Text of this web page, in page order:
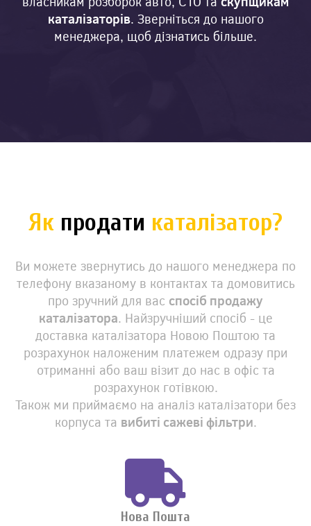
каталізаторів. Зверніться до нашого
менеджера, щоб дізнатись більше.
Як продати каталізатор?
Ви можете звернутись до нашого менеджера по
телефону вказаному в контактах та домовитись
про зручний для вас спосіб продажу
каталізатора. Найзручніший спосіб - це
доставка каталізатора Новою Поштою та
розрахунок наложеним платежем одразу при
отриманні або ваш візит до нас в офіс та
розрахунок готівкою.
Також ми приймаємо на аналіз каталізатори без
корпуса та вибиті сажеві фільтри.
Нова Пошта